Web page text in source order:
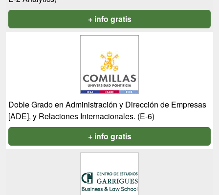
+ info gratis
Doble Grado en Administración y Dirección de Empresas
[ADE], y Relaciones Internacionales. (E-6)
+ info gratis